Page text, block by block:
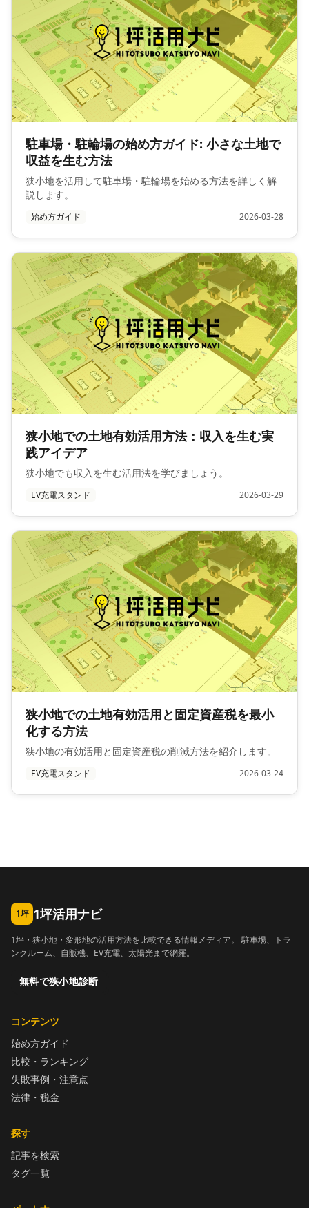
駐車場・駐輪場の始め方ガイド: 小さな土地で
収益を生む方法
狭小地を活用して駐車場・駐輪場を始める方法を詳しく解
説します。
始め方ガイド 2026-03-28
狭小地での土地有効活用方法：収入を生む実
践アイデア
狭小地でも収入を生む活用法を学びましょう。
EV充電スタンド 2026-03-29
狭小地での土地有効活用と固定資産税を最小
化する方法
狭小地の有効活用と固定資産税の削減方法を紹介します。
EV充電スタンド 2026-03-24
1坪 1坪活用ナビ
1坪・狭小地・変形地の活用方法を比較できる情報メディア。 駐車場、トラ
ンクルーム、自販機、EV充電、太陽光まで網羅。
無料で狭小地診断
コンテンツ
始め方ガイド
比較・ランキング
失敗事例・注意点
法律・税金
探す
記事を検索
タグ一覧